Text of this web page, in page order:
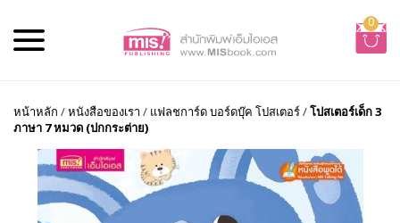
0
หน้าหลัก /หนังสือของเรา / แฟลชการ์ด บอร์ดบุ๊ค โปสเตอร์/โปสเตอร์เด็ก 3
ภาษา 7 หมวด (ปกกระต่าย)